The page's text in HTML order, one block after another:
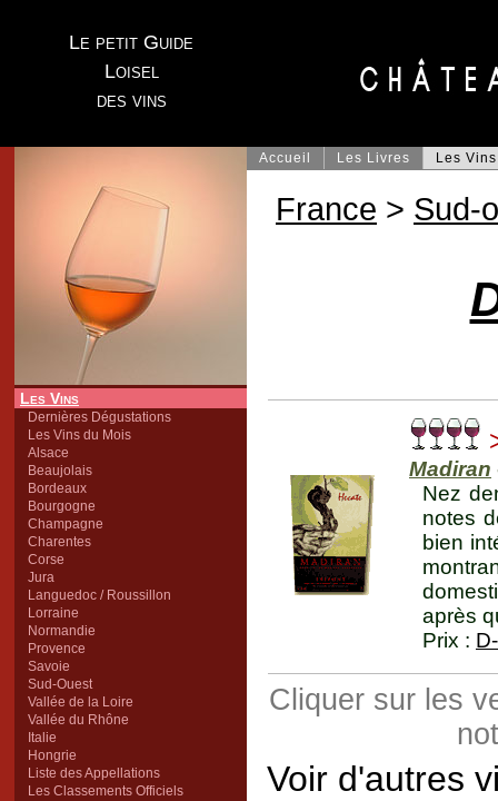
Le petit Guide
Loisel
des vins
Les Vins
Dernières Dégustations
Les Vins du Mois
Alsace
Beaujolais
Bordeaux
Bourgogne
Champagne
Charentes
Corse
Jura
Languedoc / Roussillon
Lorraine
Normandie
Provence
Savoie
Sud-Ouest
Vallée de la Loire
Vallée du Rhône
Italie
Hongrie
Liste des Appellations
Les Classements Officiels
Accueil Les Livres Les Vins
France > Sud-
Madiran
Nez
notes
bien
après
Prix : D-
Cliquer sur les
Voir d'autres